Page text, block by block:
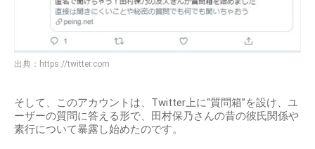
出典： https://twitter.com
そして、このアカウントは、Twitter上に“質問箱”を設け、ユ
ーザーの質問に答える形で、田村保乃さんの昔の彼氏関係や
素行について暴露し始めたのです。